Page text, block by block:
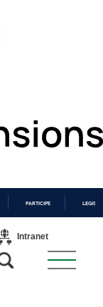
PARTICIPE
Intranet